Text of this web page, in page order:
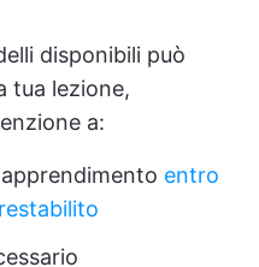
disponibili può
tua lezione,
a:
entro